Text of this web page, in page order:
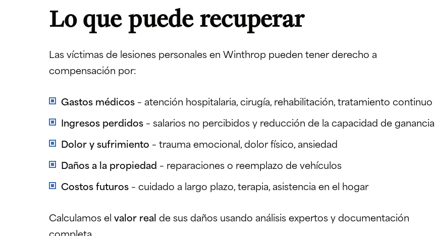
Lo que puede recuperar
Las víctimas de lesiones personales en Winthrop pueden tener derecho a
compensación por:
Gastos médicos – atención hospitalaria, cirugía, rehabilitación, tratamiento continuo
Ingresos perdidos – salarios no percibidos y reducción de la capacidad de ganancia
Dolor y sufrimiento – trauma emocional, dolor físico, ansiedad
Daños a la propiedad – reparaciones o reemplazo de vehículos
Costos futuros – cuidado a largo plazo, terapia, asistencia en el hogar
Calculamos el valor real de sus daños usando análisis expertos y documentación